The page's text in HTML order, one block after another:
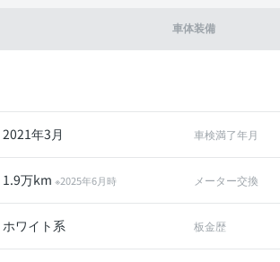
車体装備
2021年3月 車検満了年月
1.9万km ※2025年6月時 メーター交換
ホワイト系 板金歴